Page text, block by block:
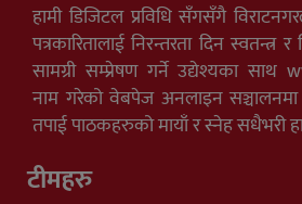
हामी डिजिटल प्रविधि सँगसँगै
पत्रकारितालाई निरन्तरता दिन स्वतन्त्र
सामग्री सम्प्रेषण गर्ने उद्येश्यका
नाम गरेको वेबपेज अनलाइन
तपाई पाठकहरुको मायाँ र स्नेह सधैभरी
टीमहरु